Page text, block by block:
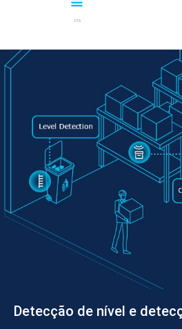
OTA
Detecção de nível e